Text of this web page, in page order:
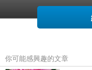
該會比較便宜，
你可能感興趣的文章